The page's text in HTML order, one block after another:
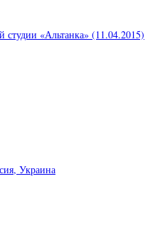
студии «Альтанка» (11.04.2015)
Украина